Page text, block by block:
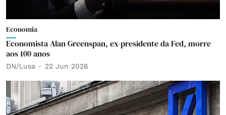
Economia
Economista Alan Greenspan, ex-presidente da Fed, morre
aos 100 anos
DN/Lusa 22 Jun 2026